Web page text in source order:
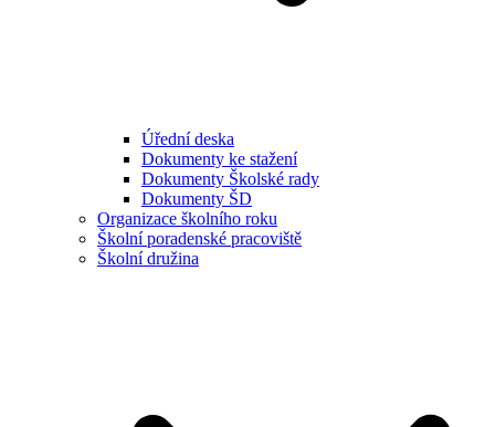
Úřední deska
Dokumenty ke stažení
Dokumenty Školské rady
Dokumenty ŠD
Organizace školního roku
Školní poradenské pracoviště
Školní družina